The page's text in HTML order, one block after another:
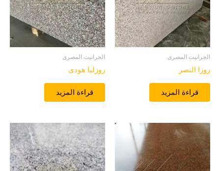
الجرانيت المصرى
روزا النصر
قراءة المزيد
الجرانيت المصرى
روزليا هودى
قراءة المزيد